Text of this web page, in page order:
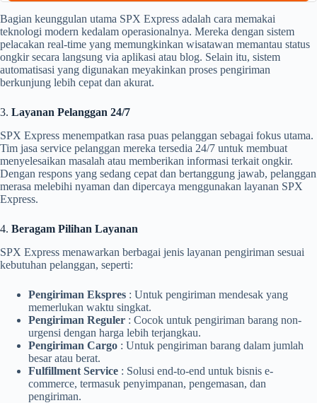
Bagian keunggulan utama SPX Express adalah cara memakai
teknologi modern kedalam operasionalnya. Mereka dengan sistem
pelacakan real-time yang memungkinkan wisatawan memantau status
ongkir secara langsung via aplikasi atau blog. Selain itu, sistem
automatisasi yang digunakan meyakinkan proses pengiriman
berkunjung lebih cepat dan akurat.
3. Layanan Pelanggan 24/7
SPX Express menempatkan rasa puas pelanggan sebagai fokus utama.
Tim jasa service pelanggan mereka tersedia 24/7 untuk membuat
menyelesaikan masalah atau memberikan informasi terkait ongkir.
Dengan respons yang sedang cepat dan bertanggung jawab, pelanggan
merasa melebihi nyaman dan dipercaya menggunakan layanan SPX
Express.
4. Beragam Pilihan Layanan
SPX Express menawarkan berbagai jenis layanan pengiriman sesuai
kebutuhan pelanggan, seperti:
Pengiriman Ekspres : Untuk pengiriman mendesak yang
memerlukan waktu singkat.
Pengiriman Reguler : Cocok untuk pengiriman barang non-
urgensi dengan harga lebih terjangkau.
Pengiriman Cargo : Untuk pengiriman barang dalam jumlah
besar atau berat.
Fulfillment Service : Solusi end-to-end untuk bisnis e-
commerce, termasuk penyimpanan, pengemasan, dan
pengiriman.